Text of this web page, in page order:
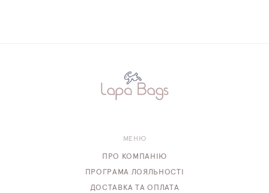
МЕНЮ
ПРО КОМПАНІЮ
ПРОГРАМА ЛОЯЛЬНОСТІ
ДОСТАВКА ТА ОПЛАТА